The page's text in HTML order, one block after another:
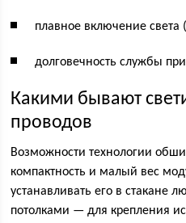
плавное включение
долговечность службы
Какими бывают
проводов
Возможности технологии
компактность и малый вес
устанавливать его в стакане
потолками — для крепления